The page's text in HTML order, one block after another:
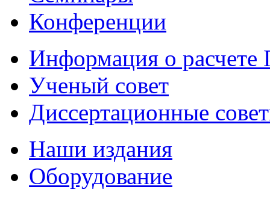
Конференции
Информация о
Ученый совет
Диссертационные
Наши издания
Оборудование